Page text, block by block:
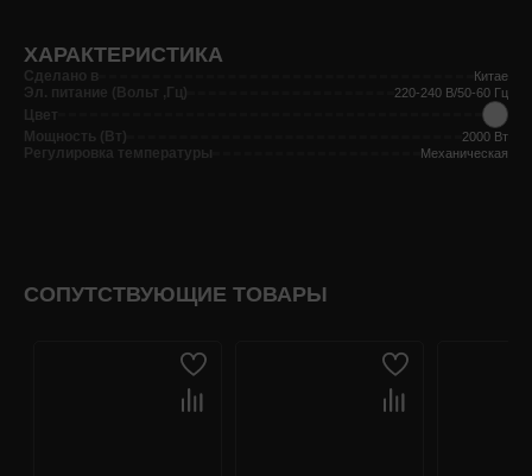
ХАРАКТЕРИСТИКА
Сделано в Китае
Эл. питание (Вольт ,Гц) 220-240 В/50-60 Гц
Цвет
Мощность (Вт)
2000 Вт
Регулировка температуры Механическая
СОПУТСТВУЮЩИЕ ТОВАРЫ